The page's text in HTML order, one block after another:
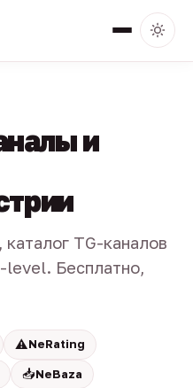
и
TG-каналов
level. Бесплатно,
⚠️NeRating
📥NeBaza